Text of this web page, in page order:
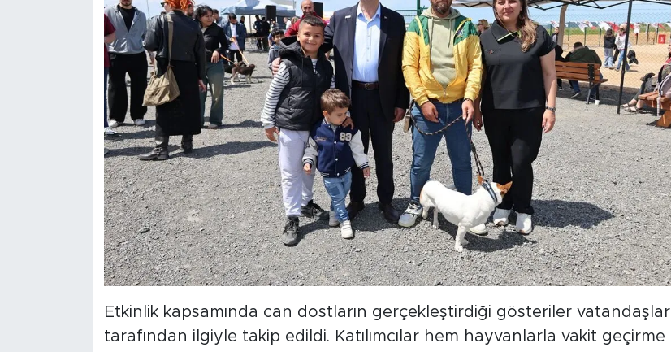
Etkinlik kapsamında can dostların gerçekleştirdiği gösteriler vatandaşlar
tarafından ilgiyle takip edildi. Katılımcılar hem hayvanlarla vakit geçirme